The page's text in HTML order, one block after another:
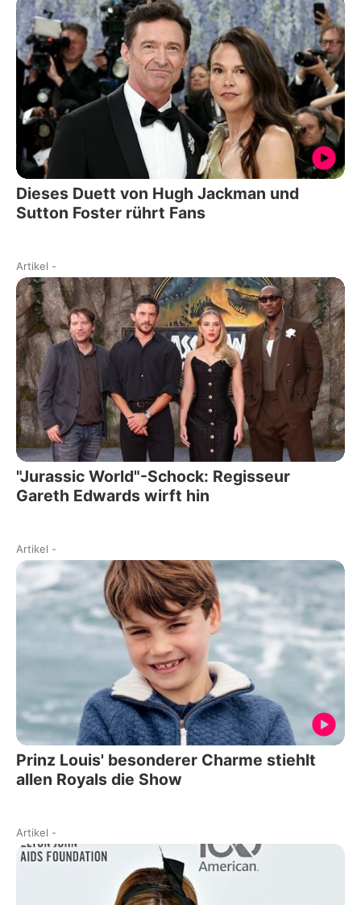
Dieses Duett von Hugh Jackman und
Sutton Foster rührt Fans
Artikel -
"Jurassic World"-Schock: Regisseur
Gareth Edwards wirft hin
Artikel -
Prinz Louis' besonderer Charme stiehlt
allen Royals die Show
Artikel -